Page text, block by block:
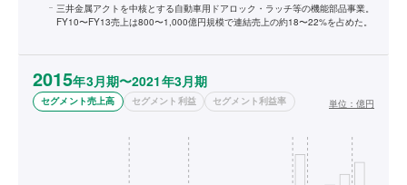
三井金属アクトを中核とする自動車用ドアロック・ラッチ等の機能部品事業。
FY10〜FY13売上は800〜1,000億円規模で連結売上の約18〜22%を占めた。
2015年3月期〜2021年3月期
セグメント売上高 セグメント利益 セグメント利益率 単位： 億円